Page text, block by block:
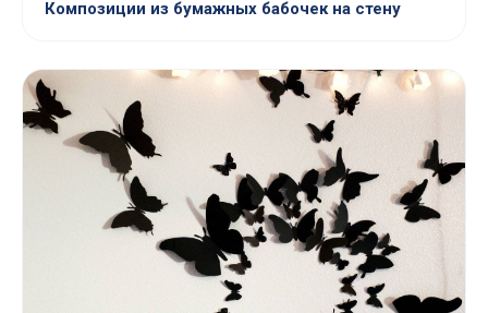
Композиции из бумажных бабочек на стену